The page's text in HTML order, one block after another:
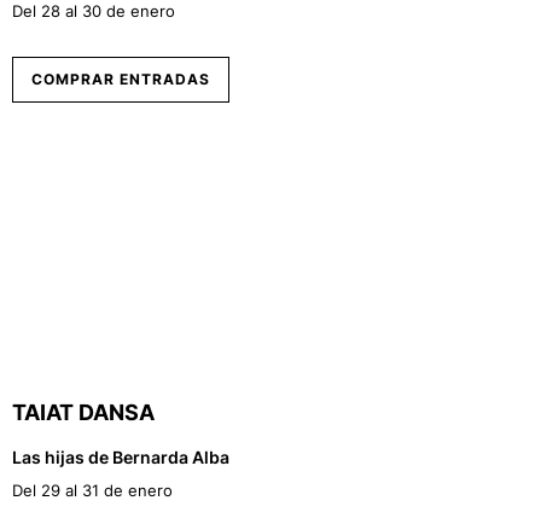
Del 28 al 30 de enero
COMPRAR ENTRADAS
TAIAT DANSA
Las hijas de Bernarda Alba
Del 29 al 31 de enero